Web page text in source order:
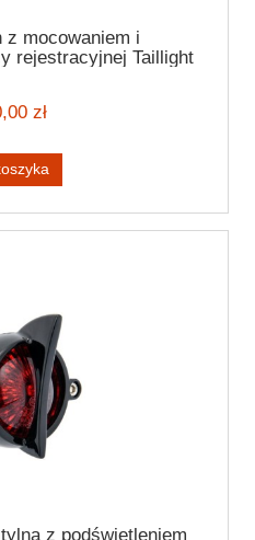
z mocowaniem i
rejestracyjnej Taillight
zł
z podświetleniem